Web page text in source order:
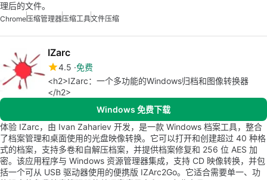
理后的文件。
Chrome压缩管理器压缩工具文件压缩
IZarc
4.5 免费
<h2>IZarc：一个多功能的Windows归档和图像转换器
</h2>
Windows 免费下载
体验 IZarc，由 Ivan Zahariev 开发，是一款 Windows 档案工具，整合
了档案管理和桌面使用的光盘映像转换。它可以打开和创建超过 40 种格
式的档案，支持多卷和自解压档案，并提供档案修复和 256 位 AES 加
密。该应用程序与 Windows 资源管理器集成，支持 CD 映像转换，并包
括一个可从 USB 驱动器使用的便携版 IZArc2Go。它适合需要单一、功